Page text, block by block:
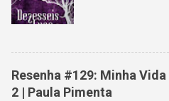
Resenha #129: Minha
2 | Paula Pimenta